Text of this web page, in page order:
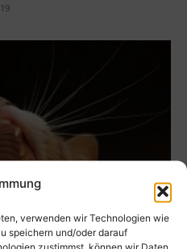
verwenden wir Technologien wie
speichern und/oder darauf
zustimmst, können wir Daten
auch 2018 stabil